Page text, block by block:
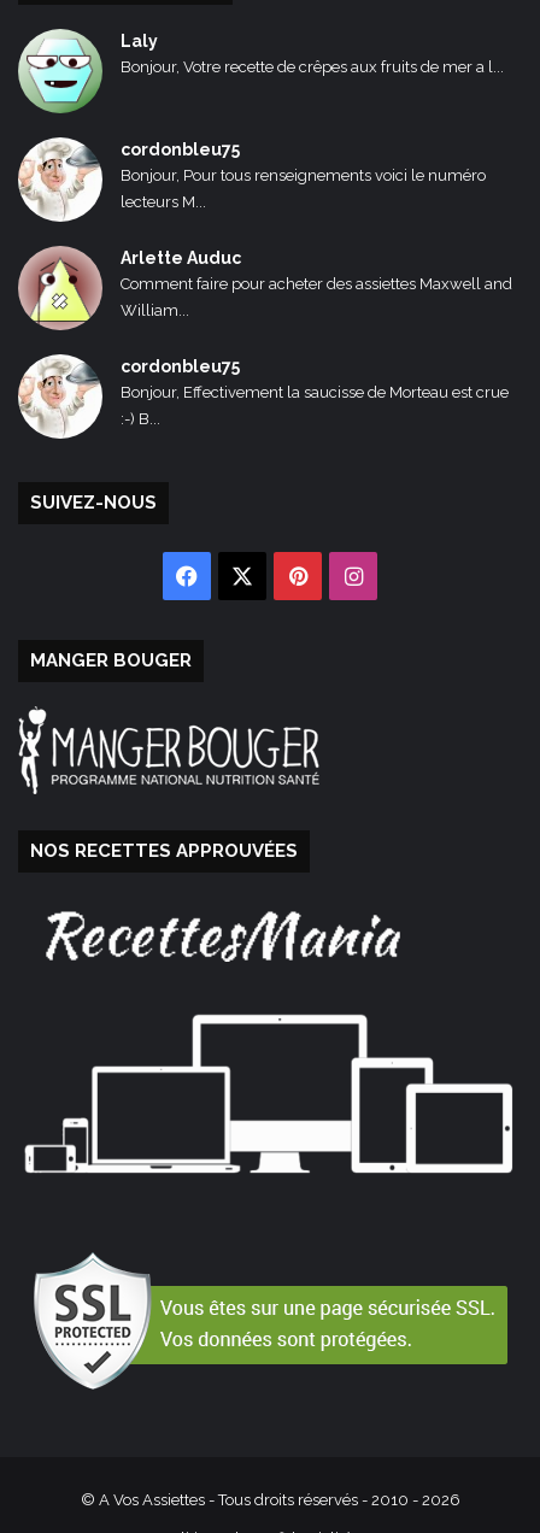
Laly
Bonjour, Votre recette de crêpes aux fruits de mer a l...
cordonbleu75
Bonjour, Pour tous renseignements voici le numéro
lecteurs M...
Arlette Auduc
Comment faire pour acheter des assiettes Maxwell and
William...
cordonbleu75
Bonjour, Effectivement la saucisse de Morteau est crue
:-) B...
SUIVEZ-NOUS
Facebook PinterestInstagram
MANGER BOUGER
NOS RECETTES APPROUVÉES
© A Vos Assiettes - Tous droits réservés - 2010 - 2026